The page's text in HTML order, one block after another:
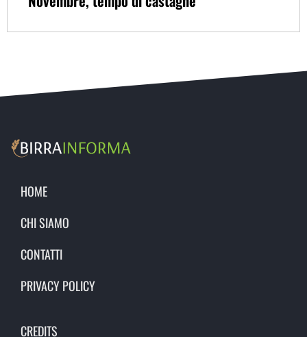
HOME
CHI SIAMO
CONTATTI
PRIVACY POLICY
CREDITS